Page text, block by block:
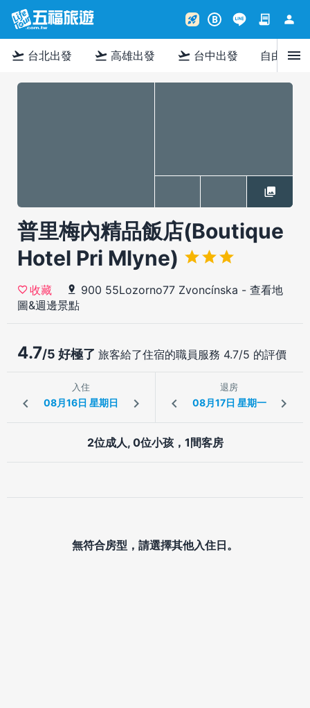
rocket_launch B contract person
flight_takeoff 台北出發 flight_takeoff 高雄出發 flight_takeoff 台中出發 自由行menu
普里梅內精品飯店(Boutique
Hotel Pri Mlyne)
收藏 900 55Lozorno77 Zvoncínska - 查看地
圖&週邊景點
4.7/5 好極了 旅客給了住宿的職員服務 4.7/5 的評價
入住 退房
2位成人, 0位小孩，1間客房
無符合房型，請選擇其他入住日。